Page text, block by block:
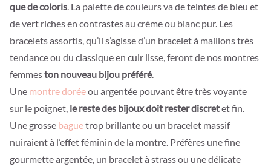
que de coloris. La palette de couleurs va de teintes de bleu et
de vert riches en contrastes au crème ou blanc pur. Les
bracelets assortis, qu’il s’agisse d’un bracelet à maillons très
tendance ou du classique en cuir lisse, feront de nos montres
femmeston nouveau bijou préféré.
Une montre doréeou argentée pouvant être très voyante
sur le poignet, le reste des bijoux doit rester discretet fin.
Une grosse baguetrop brillante ou un bracelet massif
nuiraient à l’effet féminin de la montre. Préfères une fine
gourmette argentée, un bracelet à strass ou une délicate